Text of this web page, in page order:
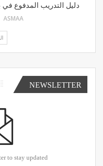
دليل التدريب المدفوع في
ASMAA
NEWSLETTER
to stay updated.